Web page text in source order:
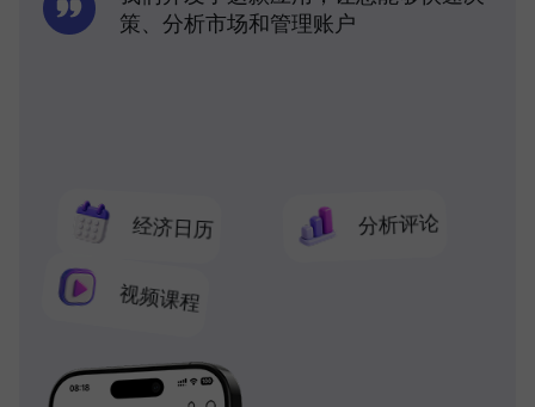
经济日历 分析评论
视频课程
策、分析市场和管理账户